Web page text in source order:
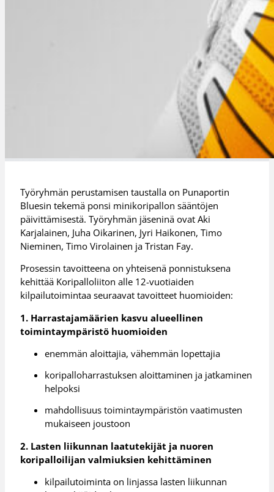
Työryhmän perustamisen taustalla on Punaportin
Bluesin tekemä ponsi minikoripallon sääntöjen
päivittämisestä. Työryhmän jäseninä ovat Aki
Karjalainen, Juha Oikarinen, Jyri Haikonen, Timo
Nieminen, Timo Virolainen ja Tristan Fay.
Prosessin tavoitteena on yhteisenä ponnistuksena
kehittää Koripalloliiton alle 12-vuotiaiden
kilpailutoimintaa seuraavat tavoitteet huomioiden:
1. Harrastajamäärien kasvu alueellinen
toimintaympäristö huomioiden
enemmän aloittajia, vähemmän lopettajia
koripalloharrastuksen aloittaminen ja jatkaminen
helpoksi
mahdollisuus toimintaympäristön vaatimusten
mukaiseen joustoon
2. Lasten liikunnan laatutekijät ja nuoren
koripalloilijan valmiuksien kehittäminen
kilpailutoiminta on linjassa lasten liikunnan